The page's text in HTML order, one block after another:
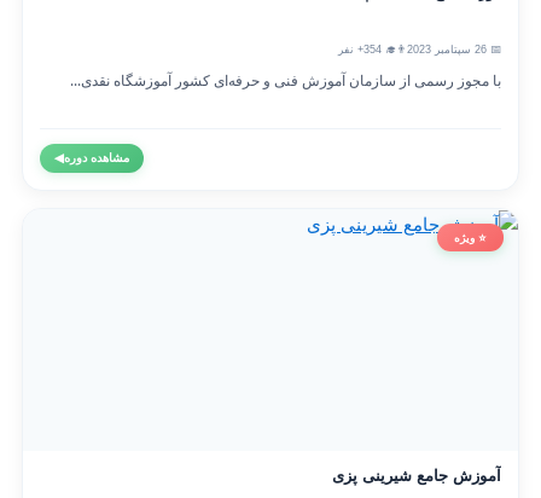
👨‍🎓 354+ نفر
با مجوز رسمی از سازمان آموزش فنی و حرفه‌ای کشور آموزشگاه نقدی...
مشاهده دوره◀
⭐ ویژه
آموزش جامع شیرینی پزی